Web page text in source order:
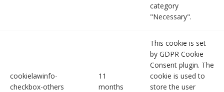
category
"Necessary".
cookielawinfo-
checkbox-others
11
months
This cookie is set
by GDPR Cookie
Consent plugin. The
cookie is used to
store the user